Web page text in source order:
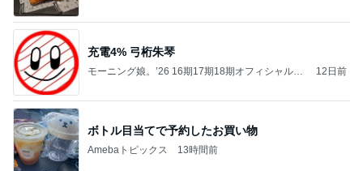
充電4% 弓桁朱琴
モーニング娘。’26 16期17期18期オフィシャルブ
12日前
ボトル目当てで予約したお買い物
Amebaトピックス 13時間前